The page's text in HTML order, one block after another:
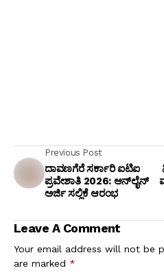
Previous Post
ದಾವಣಗೆರೆ ಸರ್ಕಾರಿ ಐಟಿಐ
ಪ್ರವೇಶಾತಿ 2026: ಆನ್‌ಲೈನ್
ಅರ್ಜಿ ಸಲ್ಲಿಕೆ ಆರಂಭ
Leave A Comment
Your email address will not be
are marked *